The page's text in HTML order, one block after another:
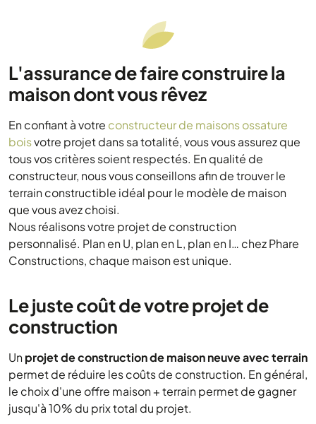
L'assurance de faire construire la
maison dont vous rêvez
En confiant à votre constructeur de maisons ossature
boisvotre projet dans sa totalité, vous vous assurez que
tous vos critères soient respectés. En qualité de
constructeur, nous vous conseillons afin de trouver le
terrain constructible idéal pour le modèle de maison
que vous avez choisi.
Nous réalisons votre projet de construction
personnalisé. Plan en U, plan en L, plan en I… chez Phare
Constructions, chaque maison est unique.
Le juste coût de votre projet de
construction
Unprojet de construction de maison neuve avec terrain
permet de réduire les coûts de construction. En général,
le choix d'une offre maison + terrain permet de gagner
jusqu'à 10% du prix total du projet.